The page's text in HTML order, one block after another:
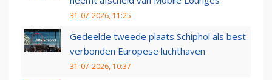
31-07-2026, 11:25
Gedeelde tweede plaats Schiphol als best
verbonden Europese luchthaven
31-07-2026, 10:37